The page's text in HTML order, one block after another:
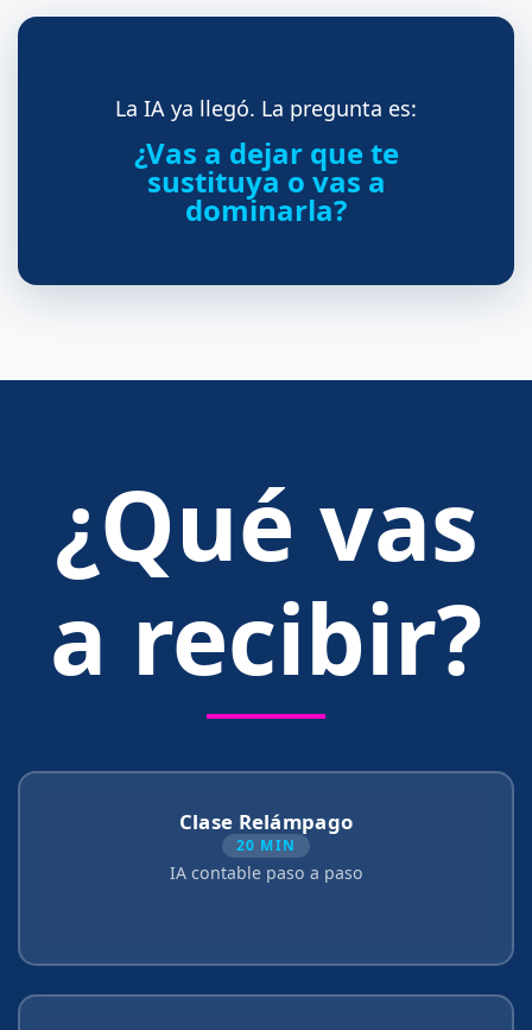
La IA ya llegó. La pregunta es:
¿Vas a dejar que te
sustituya o vas a
dominarla?
¿Qué vas
a recibir?
Clase Relámpago
20 MIN
IA contable paso a paso